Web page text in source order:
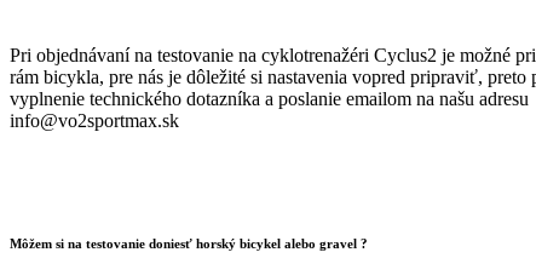
Pri objednávaní na testovanie na cyklotrenažéri Cyclus2 je možné
rám bicykla, pre nás je dôležité si nastavenia vopred pripraviť, preto
vyplnenie technického dotazníka a poslanie emailom na našu adresu
info@vo2sportmax.sk
Môžem si na testovanie doniesť horský bicykel alebo gravel ?